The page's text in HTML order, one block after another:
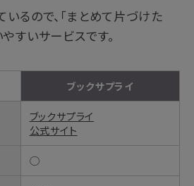
るので、「まとめて片づけた
すいサービスです。
ブックサプライ
ブックサプライ
公式サイト
◯